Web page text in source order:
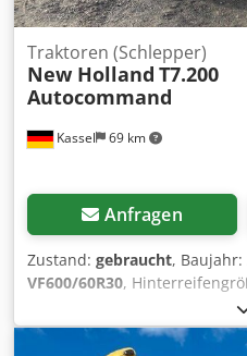
Kassel 69 km
Traktoren (Schlepper)
New Holland T7.200
Autocommand
Anfragen
Zustand: gebraucht, Baujahr:
VF600/60R30,
Druckluftbremse,
Alö Quicke Michelin